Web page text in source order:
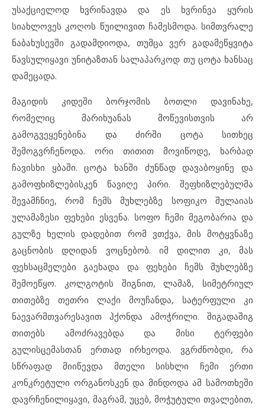
უსაქციელოდ ხვრინავდა და ეს ხვრინვა ყურის
სიახლოვეს კოღოს წუილივით ჩამესმოდა. სიმთვრალე
ნაბახუსევში გადამდიოდა, თუმცა ვერ გადამეწყვიტა
წავსულიყავი უნიტაზთან სალაპარკოდ თუ ცოტა ხანსაც
დამეცადა.
მაგიდის კიდეში ბორჯომის ბოთლი დავინახე,
რომელიც მარიხუანას მოწევისთვის არ
გამოგვეყენებინა და ძირში ცოტა სითხეც
შემოგვრჩენოდა. ორი თითით მოვიწოდე, ხარბად
ჩავისხი ყბაში. ცოტა ხანში ძუნწად დავაბოყინე და
გამოფხიზლებისკენ წავიღე პირი. შეფხიზლებულმა
შევამჩნიე, რომ ჩემს მუხლებზე სოფიკო შულაიას
ულამაზესი ფეხები ესვენა. სოფო ჩემი მეგობარია და
გულზე ხელის დადებით რომ ვთქვა, მის მოტყვნაზე
გაცნობის დღიდან ვოცნებობ. იმ დილით კი, მას
ფეხსაცმელები გაეხადა და ფეხები ჩემს მუხლებზე
შემოეწყო. კოლგოტის შიგნით, ლამაზ, სიმეტრიულ
თითებზე თეთრი ლაქი მოუჩანდა, სატერფული კი
ნაევარმთვარესავით ჰქონდა ამოჭრილი. შიგადაშიგ
თითებს ამოძრავებდა და მისი ტერფები
გულისცემასთან ერთად ირხეოდა. ვგრძნობდი, რა
სწრაფად მიიწევდა მთელი სისხლი ჩემი ერთი
კონკრეტული ორგანოსკენ და მინდოდა ამ სამოთხეში
დავრჩენილიყავი, მაგრამ, უცებ, მოჭუტული თვალებით,